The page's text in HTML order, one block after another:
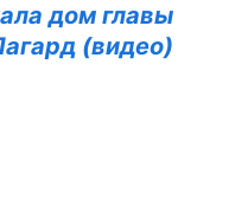
дом главы
(видео)